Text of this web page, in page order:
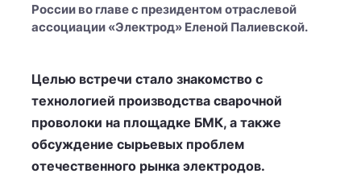
России во главе с президентом отраслевой
ассоциации «Электрод» Еленой Палиевской.
Целью встречи стало знакомство с
технологией производства сварочной
проволоки на площадке БМК, а также
обсуждение сырьевых проблем
отечественного рынка электродов.